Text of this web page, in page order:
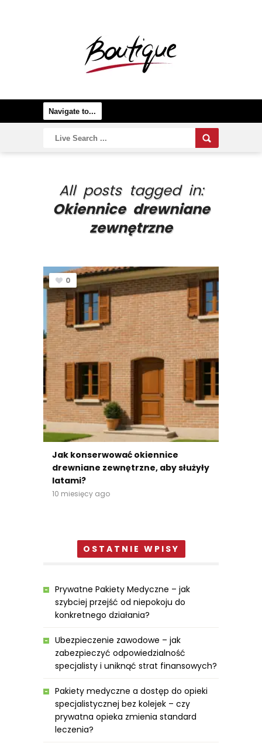
All posts tagged in:
Okiennice drewniane
zewnętrzne
0
Jak konserwować okiennice
drewniane zewnętrzne, aby służyły
latami?
10 miesięcy ago
OSTATNIE WPISY
Prywatne Pakiety Medyczne – jak
szybciej przejść od niepokoju do
konkretnego działania?
Ubezpieczenie zawodowe – jak
zabezpieczyć odpowiedzialność
specjalisty i uniknąć strat finansowych?
Pakiety medyczne a dostęp do opieki
specjalistycznej bez kolejek – czy
prywatna opieka zmienia standard
leczenia?